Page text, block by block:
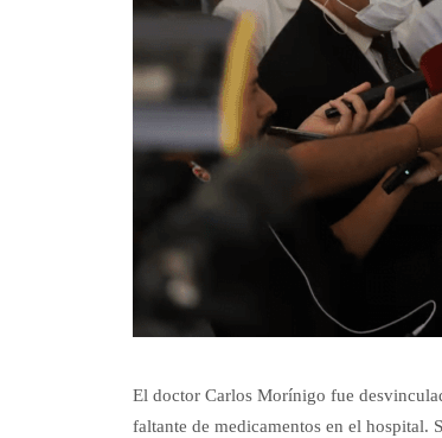
El doctor Carlos Morínigo fue
faltante de medicamentos en el hospital.